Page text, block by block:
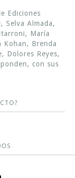
Ediciones
Selva Almada,
María
Brenda
Dolores Reyes,
con sus